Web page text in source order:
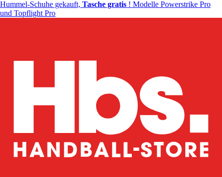
Hummel-Schuhe gekauft, Tasche gratis ! Modelle Powerstrike Pro
und Topflight Pro